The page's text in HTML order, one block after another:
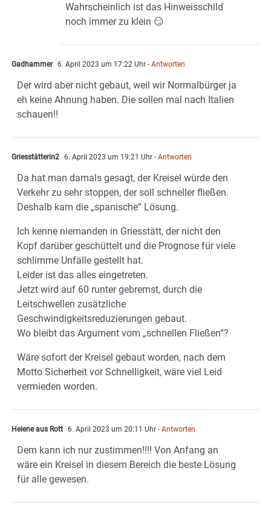
Wahrscheinlich ist das Hinweisschild
noch immer zu klein 😏
Gadhammer 6. April 2023 um 17:22 Uhr - Antworten
Der wird aber nicht gebaut, weil wir Normalbürger ja
eh keine Ahnung haben. Die sollen mal nach Italien
schauen!!
Griesstätterin2 6. April 2023 um 19:21 Uhr - Antworten
Da hat man damals gesagt, der Kreisel würde den
Verkehr zu sehr stoppen, der soll schneller fließen.
Deshalb kam die „spanische“ Lösung.
Ich kenne niemanden in Griesstätt, der nicht den
Kopf darüber geschüttelt und die Prognose für viele
schlimme Unfälle gestellt hat.
Leider ist das alles eingetreten.
Jetzt wird auf 60 runter gebremst, durch die
Leitschwellen zusätzliche
Geschwindigkeitsreduzierungen gebaut.
Wo bleibt das Argument vom „schnellen Fließen“?
Wäre sofort der Kreisel gebaut worden, nach dem
Motto Sicherheit vor Schnelligkeit, wäre viel Leid
vermieden worden.
Helene aus Rott 6. April 2023 um 20:11 Uhr - Antworten
Dem kann ich nur zustimmen!!!! Von Anfang an
wäre ein Kreisel in diesem Bereich die beste Lösung
für alle gewesen.